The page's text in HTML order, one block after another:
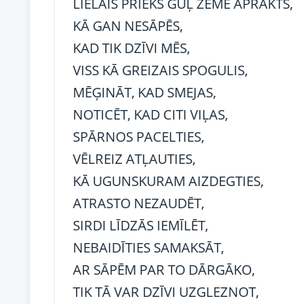
KĀ GAN NESĀPĒS,
KAD TIK DZĪVI MĒS,
VISS KĀ GREIZAIS SPOGULIS,
MĒĢINĀT, KAD SMEJAS,
NOTICĒT, KAD CITI VIĻAS,
SPĀRNOS PACELTIES,
VĒLREIZ ATĻAUTIES,
KĀ UGUNSKURAM AIZDEGTIES,
ATRASTO NEZAUDĒT,
SIRDI LĪDZĀS IEMĪLĒT,
NEBAIDĪTIES SAMAKSĀT,
AR SĀPĒM PAR TO DĀRGĀKO,
TIK TĀ VAR DZĪVI UZGLEZNOT,